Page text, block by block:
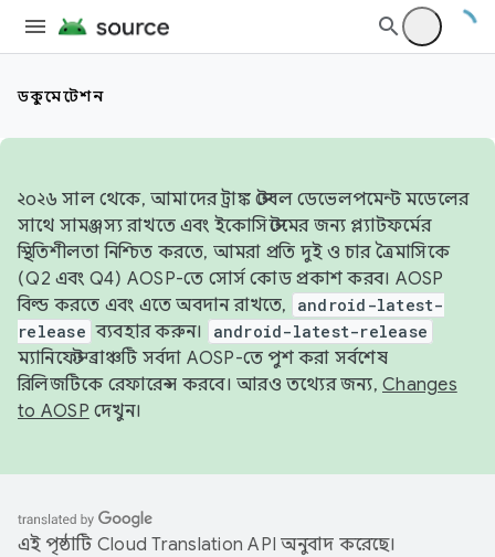
ডকুমেন্টেশন
২০২৬ সাল থেকে, আমাদের ট্রাঙ্ক স্টেবল ডেভেলপমেন্ট মডেলের
সাথে সামঞ্জস্য রাখতে এবং ইকোসিস্টেমের জন্য প্ল্যাটফর্মের
স্থিতিশীলতা নিশ্চিত করতে, আমরা প্রতি দুই ও চার ত্রৈমাসিকে
(Q2 এবং Q4) AOSP-তে সোর্স কোড প্রকাশ করব। AOSP
বিল্ড করতে এবং এতে অবদান রাখতে,
android-latest-
release ব্যবহার করুন। android-latest-release
ম্যানিফেস্ট ব্রাঞ্চটি সর্বদা AOSP-তে পুশ করা সর্বশেষ
রিলিজটিকে রেফারেন্স করবে। আরও তথ্যের জন্য, Changes
to AOSP দেখুন।
এই পৃষ্ঠাটি Cloud Translation API অনুবাদ করেছে।